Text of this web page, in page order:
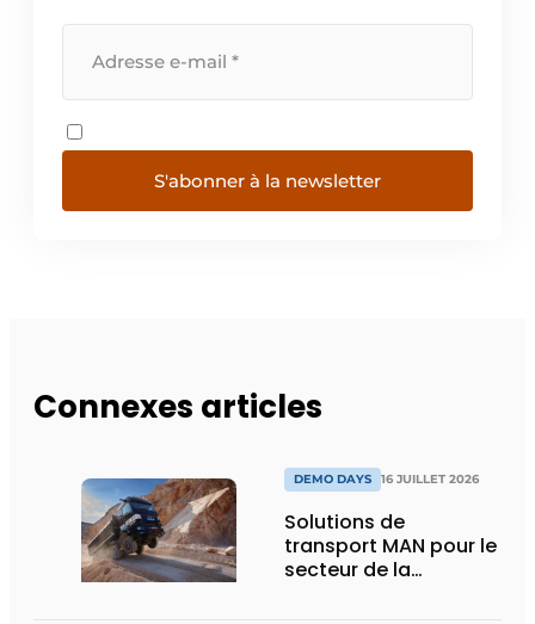
S'abonner à la newsletter
Connexes articles
DEMO DAYS 16 JUILLET 2026
Solutions de
transport MAN pour le
secteur de la